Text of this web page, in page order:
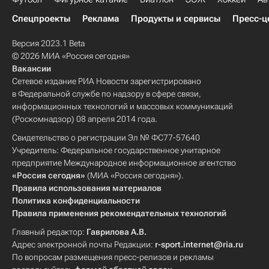
Спецпроекты
Реклама Продукты и сервисы Пресс-
Версия 2023.1 Beta
© 2026 МИА «Россия сегодня»
Вакансии
Сетевое издание РИА Новости зарегистрировано
в Федеральной службе по надзору в сфере связи,
информационных технологий и массовых коммуникаций
(Роскомнадзор) 08 апреля 2014 года.
Свидетельство о регистрации Эл № ФС77-57640
Учредитель: Федеральное государственное унитарное
предприятие Международное информационное агентство
«Россия сегодня» (МИА «Россия сегодня»).
Правила использования материалов
Политика конфиденциальности
Правила применения рекомендательных технологий
Главный редактор: Гаврилова А.В.
Адрес электронной почты Редакции: r-sport.internet@ria.ru
По вопросам размещения пресс-релизов и рекламы